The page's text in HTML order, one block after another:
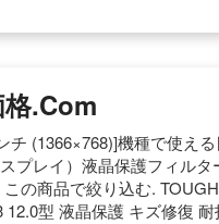
格.com
(1366×768)]機種で使え
プレイ）液晶保護フィルタ
の商品で絞り込む.
型 液晶保護 キズ修復